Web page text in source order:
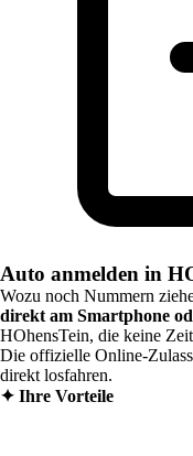
Auto anmelden in
Wozu noch Nummern
direkt am Smartphone
HOhensTein, die keine
Die offizielle Online-
direkt losfahren.
✦ Ihre Vorteile